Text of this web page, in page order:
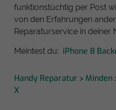
funktionstüchtig per Post
von den Erfahrungen
Reparaturservice in deiner
Meintest du: iPhone 8
Handy Reparatur > Minden
X